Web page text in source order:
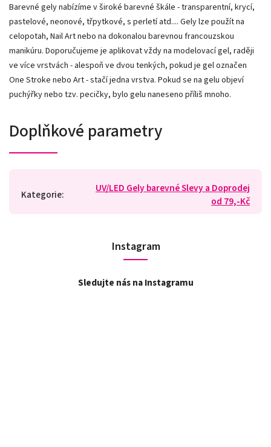
Barevné gely nabízíme v široké barevné škále - transparentní, krycí,
pastelové, neonové, třpytkové, s perletí atd.... Gely lze použít na
celopotah, Nail Art nebo na dokonalou barevnou francouzskou
manikúru. Doporučujeme je aplikovat vždy na modelovací gel, raději
ve více vrstvách - alespoň ve dvou tenkých, pokud je gel označen
One Stroke nebo Art - stačí jedna vrstva. Pokud se na gelu objeví
puchýřky nebo tzv. pecičky, bylo gelu naneseno příliš mnoho.
Doplňkové parametry
Kategorie:
UV/LED Gely barevné Slevy a Doprodej
od 79,-Kč
Instagram
Sledujte nás na Instagramu